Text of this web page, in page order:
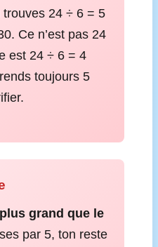
trouves 24 ÷ 6 = 5
Ce n’est pas 24
est 24 ÷ 6 = 4
toujours 5
grand que le
par 5, ton reste